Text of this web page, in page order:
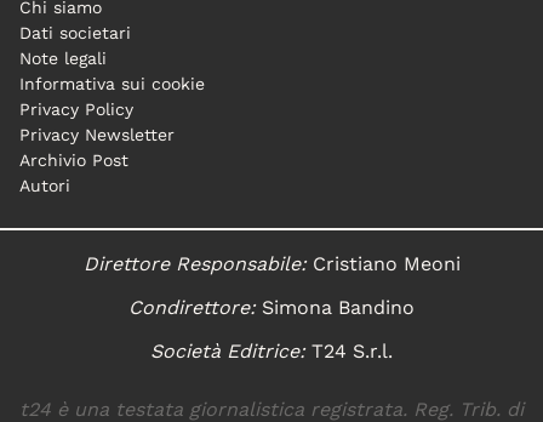
Chi siamo
Dati societari
Note legali
Informativa sui cookie
Privacy Policy
Privacy Newsletter
Archivio Post
Autori
Direttore Responsabile:Cristiano Meoni
Condirettore:Simona Bandino
Società Editrice:T24 S.r.l.
t24 è una testata giornalistica registrata. Reg. Trib. di